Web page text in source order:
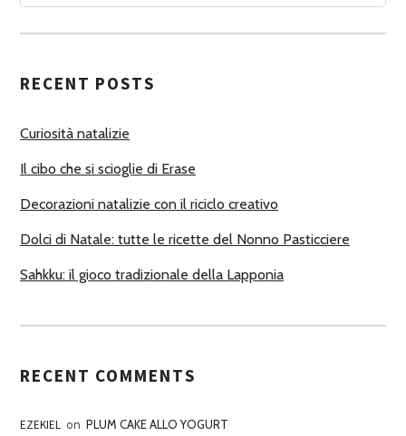
A
U
O
I
RECENT POSTS
Curiosità natalizie
Il cibo che si scioglie di Erase
Decorazioni natalizie con il riciclo creativo
Dolci di Natale: tutte le ricette del Nonno Pasticciere
Sahkku: il gioco tradizionale della Lapponia
RECENT COMMENTS
EZEKIEL on PLUM CAKE ALLO YOGURT